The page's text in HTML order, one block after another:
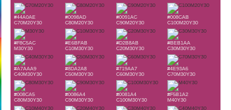
#44A0AE
C70M20Y30
#0098AD
C80M20Y30
#0091AC
C90M20Y30
#008CAB
C100M20Y30
#F8C5AC
M30Y30
#E6BFAB
C10M30Y30
#D2B8AB
C20M30Y30
#BEB1AA
C30M30Y30
#A7AAA9
C40M30Y30
#8DA2A8
C50M30Y30
#719AA7
C60M30Y30
#4E93A6
C70M30Y30
#008CA5
C80M30Y30
#0086A4
C90M30Y30
#0081A4
C100M30Y30
#F5B1A2
M40Y30